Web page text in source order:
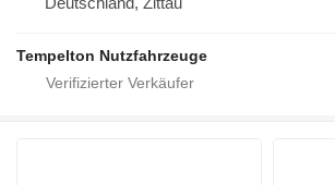
Tempelton Nutzfahrzeuge